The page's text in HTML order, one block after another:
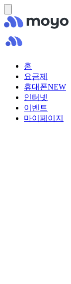
홈
요금제
휴대폰NEW
인터넷
이벤트
마이페이지